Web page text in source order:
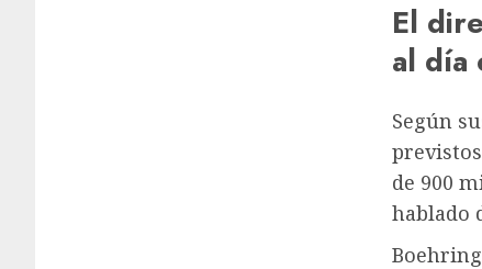
El
al día
Según
de 900
hablado